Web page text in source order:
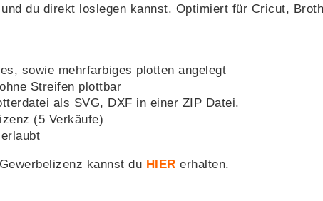
du direkt loslegen kannst. Optimiert für Cricut,
sowie mehrfarbiges plotten angelegt
Streifen plottbar
als SVG, DXF in einer ZIP Datei.
(5 Verkäufe)
kannst du HIER erhalten.